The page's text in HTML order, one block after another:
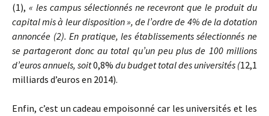
(1), « les campus sélectionnés ne recevront que le produit du
capital mis à leur disposition », de l’ordre de 4% de la dotation
annoncée (2). En pratique, les établissements sélectionnés ne
se partageront donc au total qu’un peu plus de 100 millions
d’euros annuels, soit0,8% du budget total des universités (12,1
milliards d’euros en 2014).
Enfin, c’est un cadeau empoisonné car les universités et les